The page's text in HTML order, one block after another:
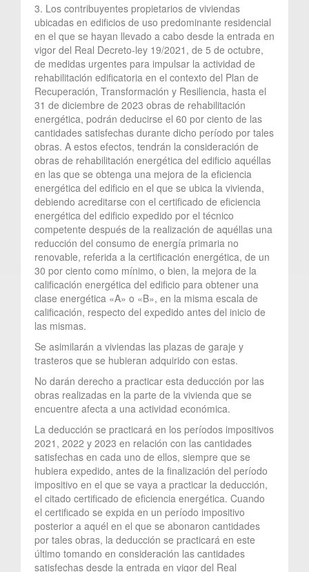
3. Los contribuyentes propietarios de viviendas
ubicadas en edificios de uso predominante residencial
en el que se hayan llevado a cabo desde la entrada en
vigor del Real Decreto-ley 19/2021, de 5 de octubre,
de medidas urgentes para impulsar la actividad de
rehabilitación edificatoria en el contexto del Plan de
Recuperación, Transformación y Resiliencia, hasta el
31 de diciembre de 2023 obras de rehabilitación
energética, podrán deducirse el 60 por ciento de las
cantidades satisfechas durante dicho período por tales
obras. A estos efectos, tendrán la consideración de
obras de rehabilitación energética del edificio aquéllas
en las que se obtenga una mejora de la eficiencia
energética del edificio en el que se ubica la vivienda,
debiendo acreditarse con el certificado de eficiencia
energética del edificio expedido por el técnico
competente después de la realización de aquéllas una
reducción del consumo de energía primaria no
renovable, referida a la certificación energética, de un
30 por ciento como mínimo, o bien, la mejora de la
calificación energética del edificio para obtener una
clase energética «A» o «B», en la misma escala de
calificación, respecto del expedido antes del inicio de
las mismas.
Se asimilarán a viviendas las plazas de garaje y
trasteros que se hubieran adquirido con estas.
No darán derecho a practicar esta deducción por las
obras realizadas en la parte de la vivienda que se
encuentre afecta a una actividad económica.
La deducción se practicará en los períodos impositivos
2021, 2022 y 2023 en relación con las cantidades
satisfechas en cada uno de ellos, siempre que se
hubiera expedido, antes de la finalización del período
impositivo en el que se vaya a practicar la deducción,
el citado certificado de eficiencia energética. Cuando
el certificado se expida en un período impositivo
posterior a aquél en el que se abonaron cantidades
por tales obras, la deducción se practicará en este
último tomando en consideración las cantidades
satisfechas desde la entrada en vigor del Real